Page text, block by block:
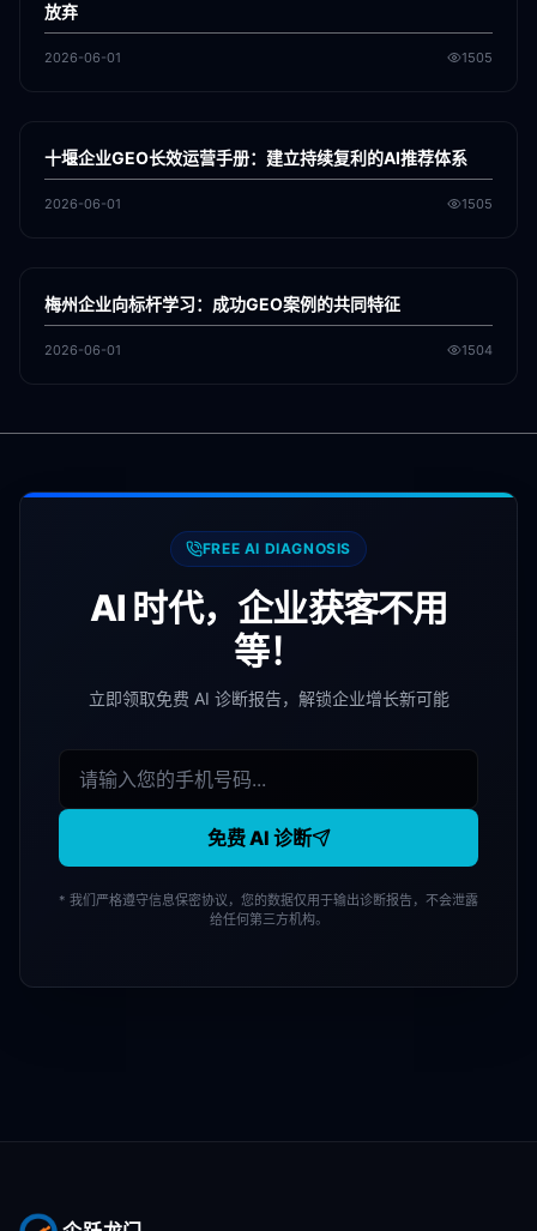
放弃
2026-06-01 1505
GEO
十堰企业GEO长效运营手册：建立持续复利的AI推荐体系
2026-06-01 1505
GEO
梅州企业向标杆学习：成功GEO案例的共同特征
2026-06-01 1504
FREE AI DIAGNOSIS
AI 时代，企业获客不用
等！
立即领取免费 AI 诊断报告，解锁企业增长新可能
免费 AI 诊断
* 我们严格遵守信息保密协议，您的数据仅用于输出诊断报告，不会泄露
给任何第三方机构。